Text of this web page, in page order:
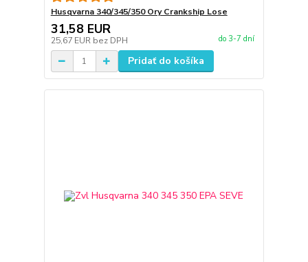
Husqvarna 340/345/350 Ory Crankship Lose
31,58 EUR
25,67 EUR bez DPH do 3-7 dní
Pridať do košíka